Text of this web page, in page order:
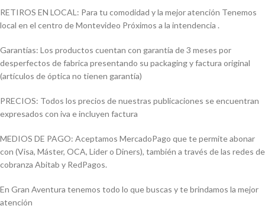
RETIROS EN LOCAL: Para tu comodidad y la mejor atención Tenemos
local en el centro de Montevideo Próximos a la intendencia .
Garantías: Los productos cuentan con garantía de 3 meses por
desperfectos de fabrica presentando su packaging y factura original
(artículos de óptica no tienen garantía)
PRECIOS: Todos los precios de nuestras publicaciones se encuentran
expresados con iva e incluyen factura
MEDIOS DE PAGO: Aceptamos MercadoPago que te permite abonar
con (Visa, Máster, OCA, Lider o Diners), también a través de las redes de
cobranza Abitab y RedPagos.
En Gran Aventura tenemos todo lo que buscas y te brindamos la mejor
atención